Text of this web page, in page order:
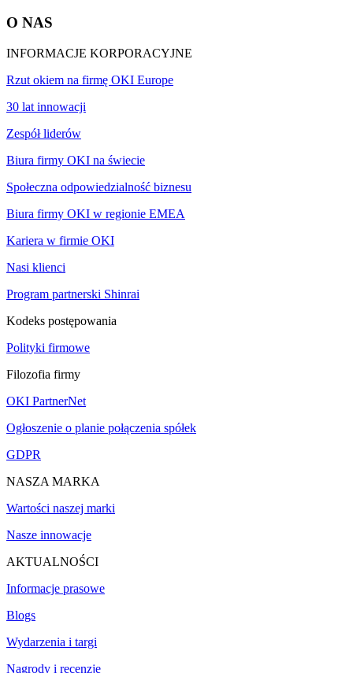
O NAS
INFORMACJE KORPORACYJNE
Rzut okiem na firmę OKI Europe
30 lat innowacji
Zespół liderów
Biura firmy OKI na świecie
Społeczna odpowiedzialność biznesu
Biura firmy OKI w regionie EMEA
Kariera w firmie OKI
Nasi klienci
Program partnerski Shinrai
Kodeks postępowania
Polityki firmowe
Filozofia firmy
OKI PartnerNet
Ogłoszenie o planie połączenia spółek
GDPR
NASZA MARKA
Wartości naszej marki
Nasze innowacje
AKTUALNOŚCI
Informacje prasowe
Blogs
Wydarzenia i targi
Nagrody i recenzje